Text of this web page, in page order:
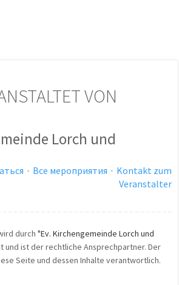
VON
Lorch und
· Все мероприятия · Kontakt zum
Veranstalter
durch "Ev. Kirchengemeinde Lorch und
und ist der rechtliche Ansprechpartner. Der
Seite und dessen Inhalte verantwortlich.